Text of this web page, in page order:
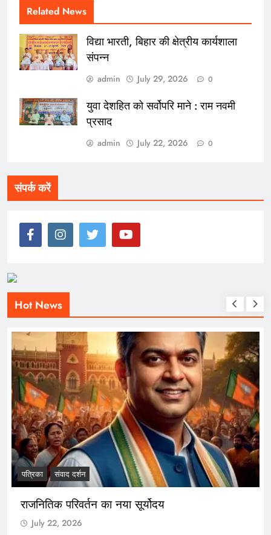
Related News
विद्या भारती, बिहार की क्षेत्रीय कार्यशाला
संपन्न
admin July 29, 2026 0
युवा देशहित को सर्वोपरि माने : राम नवमी
प्रसाद
admin July 22, 2026 0
संपर्क करें
Hot News
पत्रिका संवाद दर्शन
राजनितिक परिवर्तन का नया सूर्योदय
July 22, 2026